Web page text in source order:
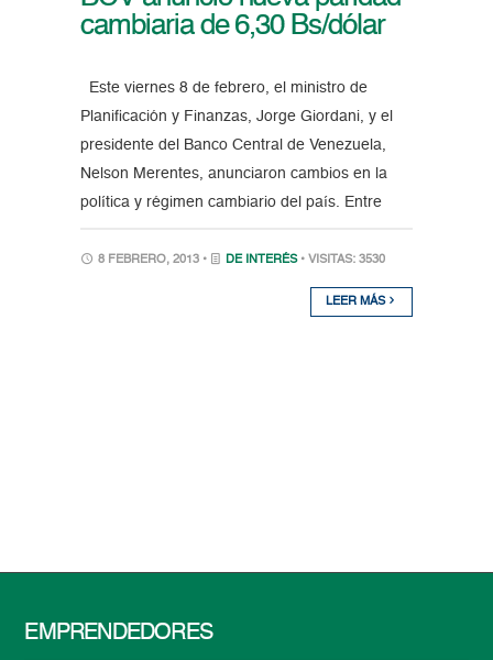
cambiaria de 6,30 Bs/dólar
Este viernes 8 de febrero, el ministro de
Planificación y Finanzas, Jorge Giordani, y el
presidente del Banco Central de Venezuela,
Nelson Merentes, anunciaron cambios en la
política y régimen cambiario del país. Entre
8 FEBRERO, 2013 • DE INTERÉS • VISITAS: 3530
LEER MÁS
EMPRENDEDORES